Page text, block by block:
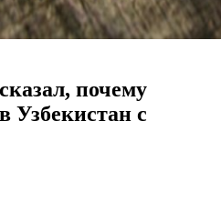
почему
Узбекистан с